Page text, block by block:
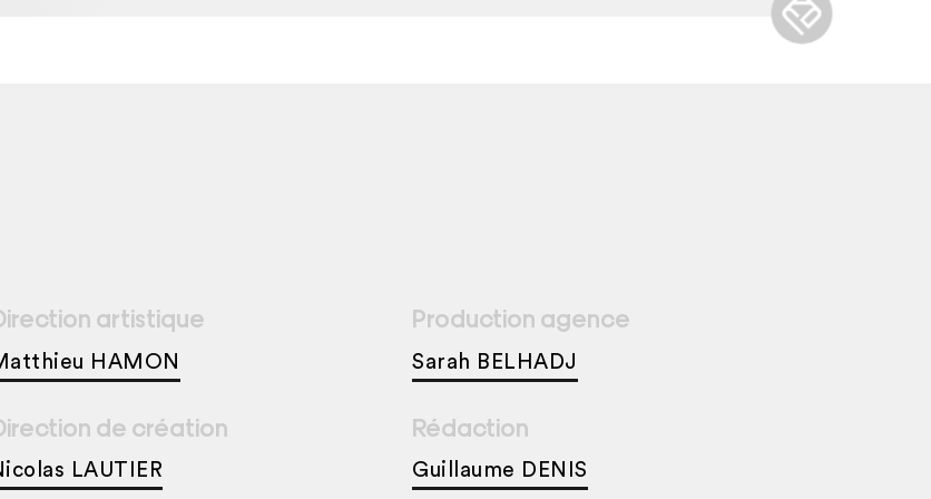
artistique
HAMON
Production agence
Sarah BELHADJ
de création
LAUTIER
Rédaction
Guillaume DENIS